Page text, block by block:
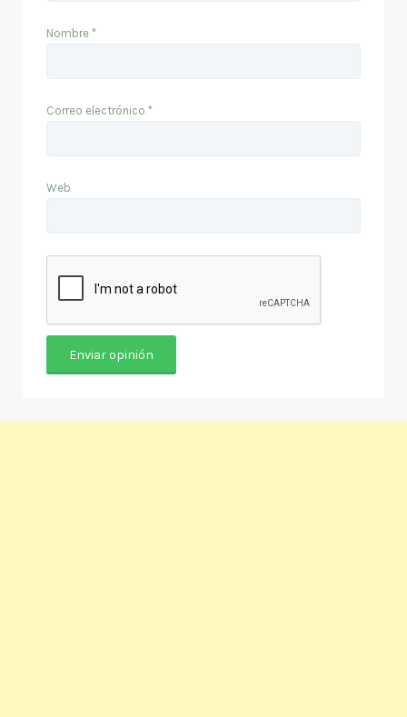
Nombre *
Correo electrónico *
Web